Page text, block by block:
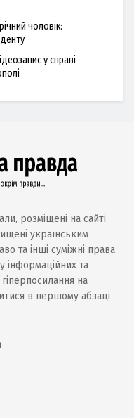
чоловік:
у справі
розміщені на сайті
українським
та інші суміжні права.
інформаційних та
на
в першому абзаці